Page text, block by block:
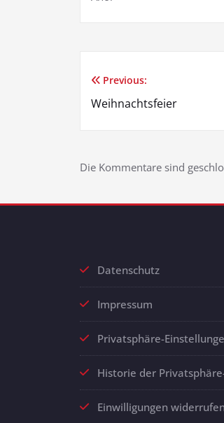
Previous:
Weihnachtsfeier
Die Kommentare sind
Datenschutz
Impressum
Privatsphäre-
Historie der
Einwilligungen widerrufen